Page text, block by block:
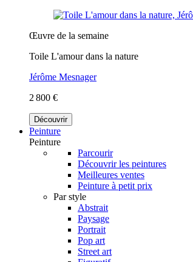
Œuvre de la semaine
Toile L'amour dans la nature
Jérôme Mesnager
2 800 €
Découvrir
Peinture
Peinture
Parcourir
Découvrir les peintures
Meilleures ventes
Peinture à petit prix
Par style
Abstrait
Paysage
Portrait
Pop art
Street art